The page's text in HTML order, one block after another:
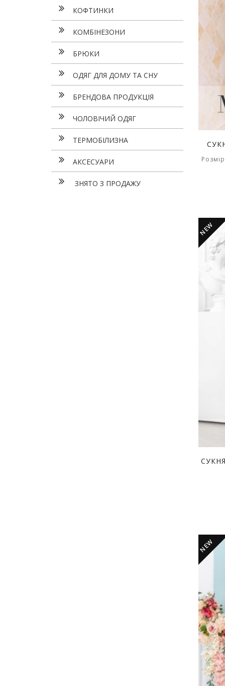
КОФТИНКИ
КОМБІНЕЗОНИ
БРЮКИ
ОДЯГ ДЛЯ ДОМУ ТА СНУ
БРЕНДОВА ПРОДУКЦІЯ
ЧОЛОВІЧИЙ ОДЯГ
ТЕРМОБІЛИЗНА
АКСЕСУАРИ
ЗНЯТО З ПРОДАЖУ
NEW
NEW